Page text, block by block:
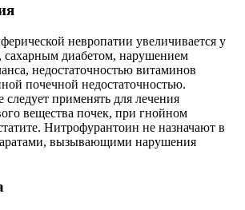
невропатии увеличивается у
сахарным диабетом, нарушением
недостаточностью витаминов
почечной недостаточностью.
применять для лечения
вещества почек, при гнойном
Нитрофурантоин не назначают в
вызывающими нарушения